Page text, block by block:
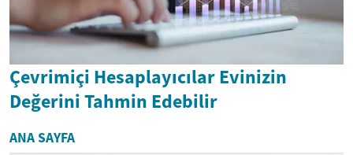
Çevrimiçi Hesaplayıcılar Evinizin
Değerini Tahmin Edebilir
ANA SAYFA